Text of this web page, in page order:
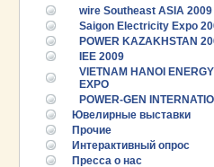
wire Southeast ASIA 2009
Saigon Electricity Expo
POWER KAZAKHSTAN
IEE 2009
VIETNAM HANOI
EXPO
POWER-GEN
Ювелирные выставки
Прочие
Интерактивный опрос
Пресса о нас
25.06.2026 ::Пост-релиз
25.06.2026 ::
Деловая программа
VIETNAM 2026